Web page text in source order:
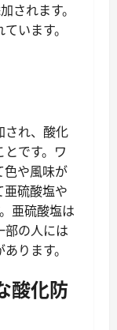
されます。
います。
され、酸化
です。ワ
色や風味が
亜硫酸塩や
亜硫酸塩は
部の人には
ります。
酸化防